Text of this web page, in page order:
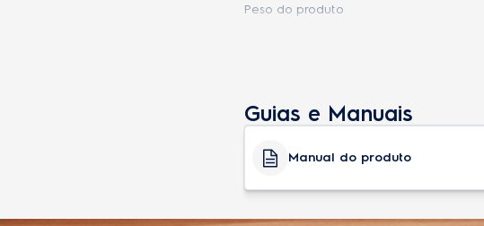
Peso do produto
Compatibilidade
Profundidade do produto
Largura do produto embalado
Guias e Manuais
Manual do produto